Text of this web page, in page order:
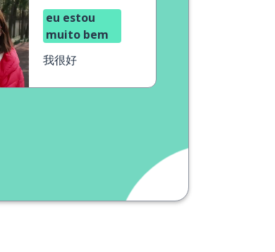
eu estou
muito bem
我很好